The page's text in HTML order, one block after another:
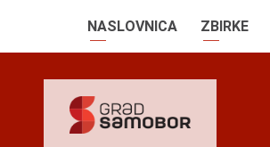
NASLOVNICA ZBIRKE